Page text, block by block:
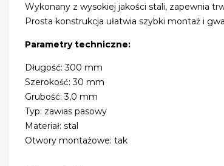
Wykonany z wysokiej jakości stali, zapewnia
Prosta konstrukcja ułatwia szybki montaż i
Parametry techniczne:
Długość: 300 mm
Szerokość: 30 mm
Grubość: 3,0 mm
Typ: zawias pasowy
Materiał: stal
Otwory montażowe: tak